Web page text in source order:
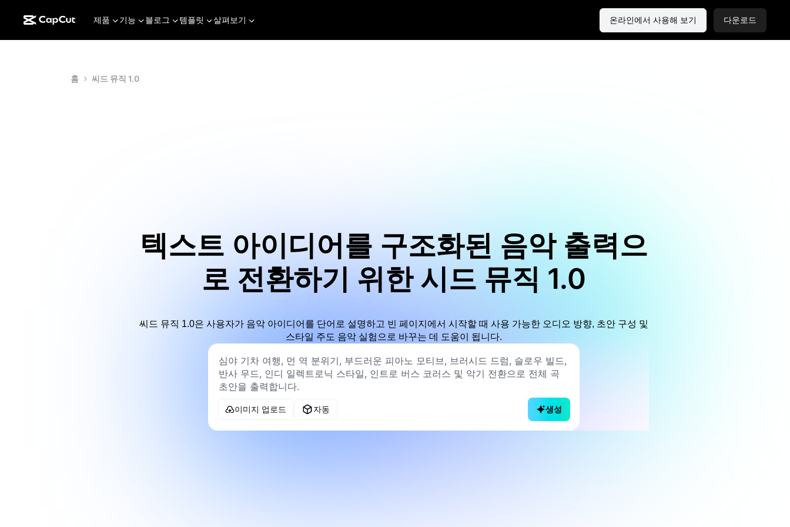
제품 기능 블로그 템플릿 살펴보기 온라인에서 사용해 보기 다운로드
홈 씨드 뮤직 1.0
텍스트 아이디어를 구조화된 음악 출력으
로 전환하기 위한 시드 뮤직 1.0
씨드 뮤직 1.0은 사용자가 음악 아이디어를 단어로 설명하고 빈 페이지에서 시작할 때 사용 가능한 오디오 방향, 초안 구성 및
스타일 주도 음악 실험으로 바꾸는 데 도움이 됩니다.
이미지 업로드 자동 생성